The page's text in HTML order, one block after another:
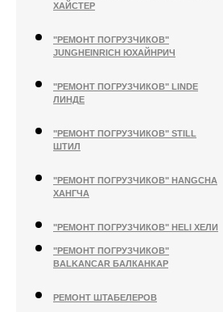
ХАЙСТЕР
"РЕМОНТ ПОГРУЗЧИКОВ"
JUNGHEINRICH ЮХАЙНРИЧ
"РЕМОНТ ПОГРУЗЧИКОВ" LINDE
ЛИНДЕ
"РЕМОНТ ПОГРУЗЧИКОВ" STILL
ШТИЛ
"РЕМОНТ ПОГРУЗЧИКОВ" HANGCHA
ХАНГЧА
"РЕМОНТ ПОГРУЗЧИКОВ" HELI ХЕЛИ
"РЕМОНТ ПОГРУЗЧИКОВ"
BALKANCAR БАЛКАНКАР
РЕМОНТ ШТАБЕЛЕРОВ